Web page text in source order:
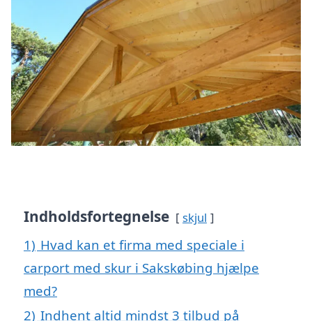
Indholdsfortegnelse skjul
1) Hvad kan et firma med speciale i
carport med skur i Sakskøbing hjælpe
med?
2) Indhent altid mindst 3 tilbud på